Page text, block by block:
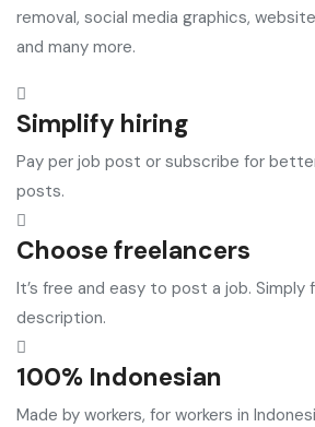
removal, social media graphics,
and many more.
Simplify hiring
Pay per job post or subscribe for
posts.
Choose freelancers
It’s free and easy to post a job. Simply
description.
100% Indonesian
Made by workers, for workers in